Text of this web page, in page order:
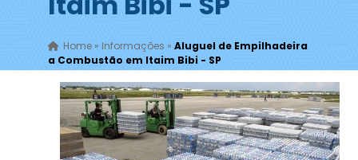
Home» Informações » Aluguel de Empilhadeira
a Combustão em Itaim Bibi - SP